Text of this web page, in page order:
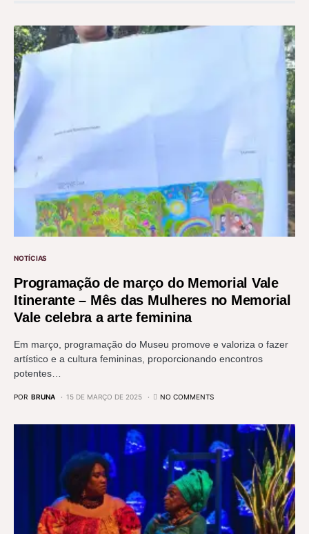
NOTÍCIAS
Programação de março do Memorial Vale
Itinerante – Mês das Mulheres no Memorial
Vale celebra a arte feminina
Em março, programação do Museu promove e valoriza o fazer
artístico e a cultura femininas, proporcionando encontros
potentes…
POR BRUNA 15 DE MARÇO DE 2025 NO COMMENTS